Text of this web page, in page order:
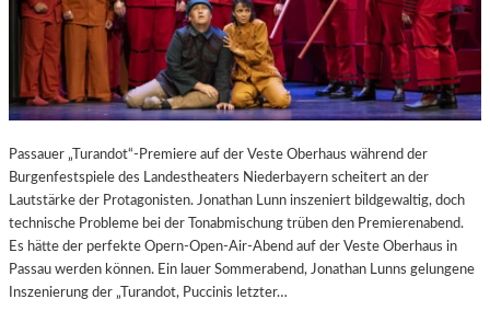
Passauer „Turandot“-Premiere auf der Veste Oberhaus während der
Burgenfestspiele des Landestheaters Niederbayern scheitert an der
Lautstärke der Protagonisten. Jonathan Lunn inszeniert bildgewaltig, doch
technische Probleme bei der Tonabmischung trüben den Premierenabend.
Es hätte der perfekte Opern-Open-Air-Abend auf der Veste Oberhaus in
Passau werden können. Ein lauer Sommerabend, Jonathan Lunns gelungene
Inszenierung der „Turandot, Puccinis letzter…